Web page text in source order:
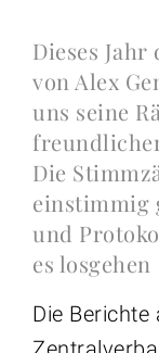
Dieses
von Alex
uns seine
Die
einstimmig
und
es losgehen
Die